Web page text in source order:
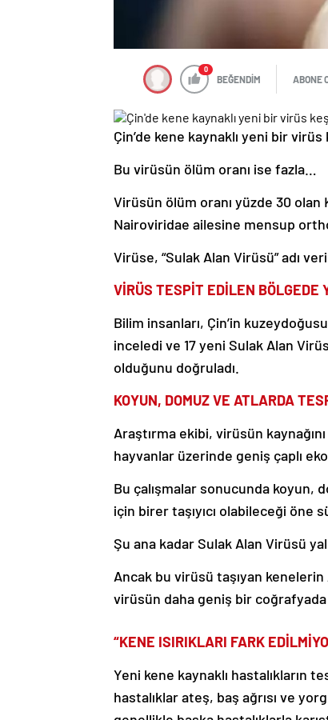
0
BEĞENDİM ABONE
Çin’de kene kaynaklı yeni bir
Bu virüsün ölüm oranı ise fazla…
Virüsün ölüm oranı yüzde 30 olan
Nairoviridae ailesine mensup
Virüse, “Sulak Alan Virüsü” adı
VİRÜS TESPİT EDİLEN BÖLGEDE
Bilim insanları, Çin’in
inceledi ve 17 yeni Sulak Alan
olduğunu doğruladı.
KOYUN, DOMUZ VE ATLARDA
Araştırma ekibi, virüsün
hayvanlar üzerinde geniş çaplı
Bu çalışmalar sonucunda koyun,
için birer taşıyıcı olabileceği öne
Şu ana kadar Sulak Alan Virüsü
Ancak bu virüsü taşıyan kenelerin
virüsün daha geniş bir
“KENE ISIRIKLARI FARK
Yeni kene kaynaklı hastalıkların
hastalıklar ateş, baş ağrısı ve